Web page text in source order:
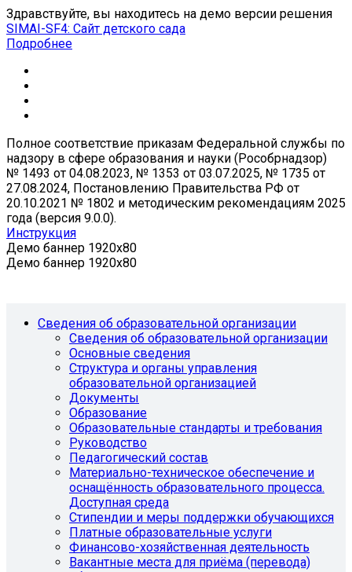
Здравствуйте, вы находитесь на демо версии решения
SIMAI-SF4: Сайт детского сада
Подробнее
Полное соответствие приказам Федеральной службы по
надзору в сфере образования и науки (Рособрнадзор)
№ 1493 от 04.08.2023, № 1353 от 03.07.2025, № 1735 от
27.08.2024, Постановлению Правительства РФ от
20.10.2021 № 1802 и методическим рекомендациям 2025
года (версия 9.0.0).
Инструкция
Демо баннер 1920x80
Демо баннер 1920x80
Сведения об образовательной организации
Сведения об образовательной организации
Основные сведения
Структура и органы управления
образовательной организацией
Документы
Образование
Образовательные стандарты и требования
Руководство
Педагогический состав
Материально-техническое обеспечение и
оснащённость образовательного процесса.
Доступная среда
Стипендии и меры поддержки обучающихся
Платные образовательные услуги
Финансово-хозяйственная деятельность
Вакантные места для приёма (перевода)